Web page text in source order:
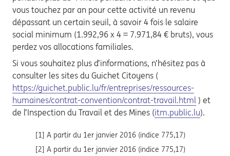
vous touchez par an pour cette activité un revenu
dépassant un certain seuil, à savoir 4 fois le salaire
social minimum (1.992,96 x 4 = 7.971,84 € bruts), vous
perdez vos allocations familiales.
Si vous souhaitez plus d’informations, n’hésitez pas à
consulter les sites du Guichet Citoyens (
https://guichet.public.lu/fr/entreprises/ressources-
humaines/contrat-convention/contrat-travail.html ) et
de l’Inspection du Travail et des Mines (itm.public.lu).
[1] A partir du 1er janvier 2016 (indice 775,17)
[2] A partir du 1er janvier 2016 (indice 775,17)